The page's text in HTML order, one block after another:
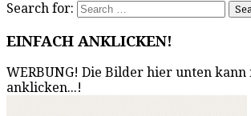
Search for:
EINFACH ANKLICKEN!
WERBUNG! Die Bilder hier unten kann
anklicken...!